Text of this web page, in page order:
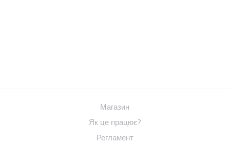
Магазин
Як це працює?
Регламент